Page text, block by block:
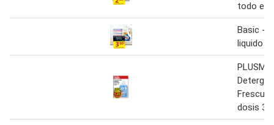
todo en
Basic -
liquido
dosis 3 L